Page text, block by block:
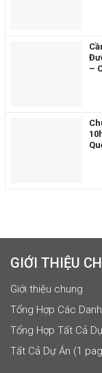
–
GIỚI THIỆU
Giới thiệu chung
Tổng Hợp Các
Tổng Hợp Tất Cả
Tất Cả Dự Án (1